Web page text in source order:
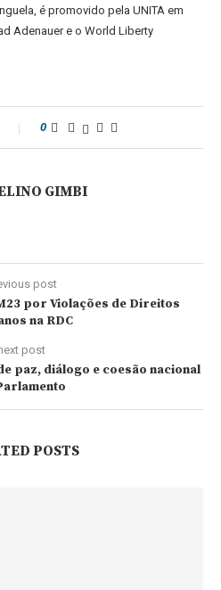
é promovido pela UNITA em
Adenauer e o World Liberty
0
GIMBI
post
por Violações de Direitos
na RDC
post
paz, diálogo e coesão nacional
POSTS